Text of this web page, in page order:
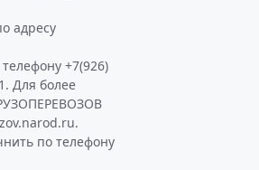
адресу
+7(926)
Для более
по телефону